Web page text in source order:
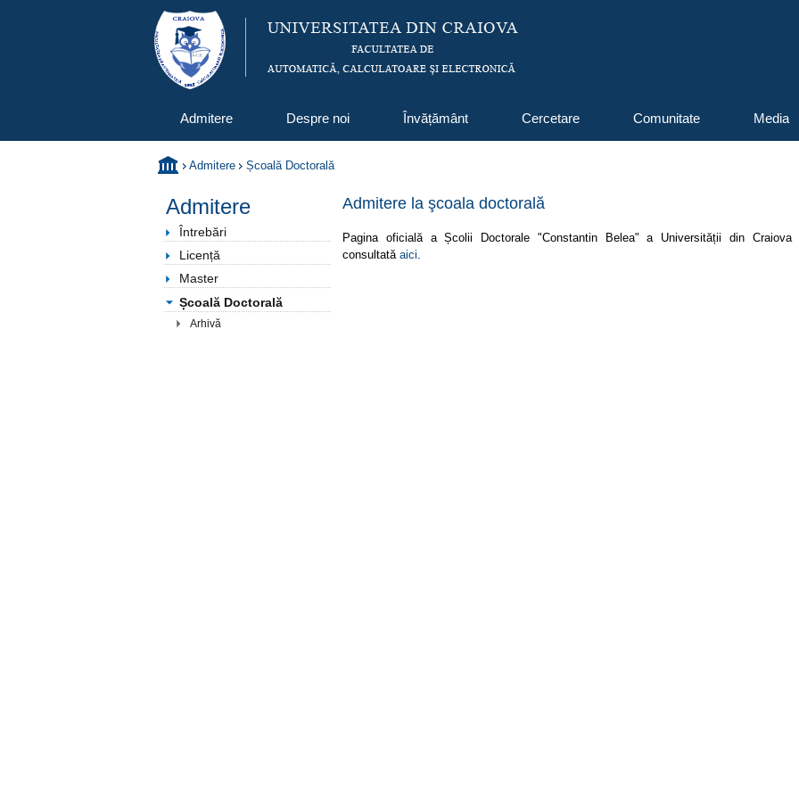
Admitere Despre noi Învățământ Cercetare Comunitate Media
Admitere Școală Doctorală
Admitere
Întrebări
Licență
Master
Școală Doctorală
Arhivă
Admitere la şcoala doctorală
Pagina oficială a Școlii Doctorale "Constantin Belea" a Universității din Craiova
consultată aici